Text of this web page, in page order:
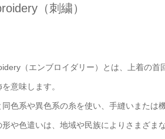
（刺繍）
（エンブロイダリー）とは、上着の
意味します。
同色系や異色系の糸を使い、手縫いまたは
形や色遣いは、地域や民族によりさまざま